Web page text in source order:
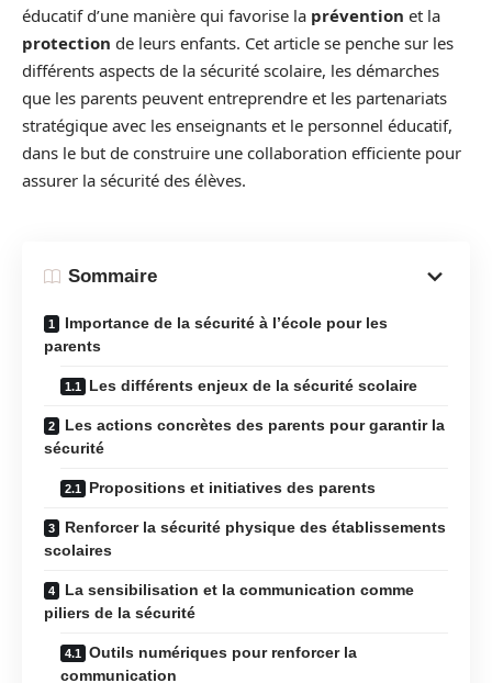
éducatif d’une manière qui favorise la prévention et la
protection de leurs enfants. Cet article se penche sur les
différents aspects de la sécurité scolaire, les démarches
que les parents peuvent entreprendre et les partenariats
stratégique avec les enseignants et le personnel éducatif,
dans le but de construire une collaboration efficiente pour
assurer la sécurité des élèves.
Sommaire
Importance de la sécurité à l’école pour les
parents
Les différents enjeux de la sécurité scolaire
Les actions concrètes des parents pour garantir la
sécurité
Propositions et initiatives des parents
Renforcer la sécurité physique des établissements
scolaires
La sensibilisation et la communication comme
piliers de la sécurité
Outils numériques pour renforcer la
communication